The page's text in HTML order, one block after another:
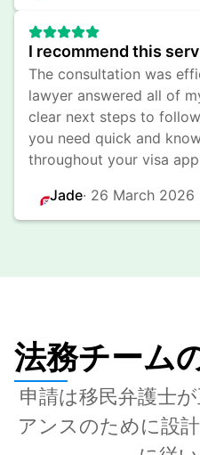
I recommend this
The consultation was
lawyer answered all of
clear next steps to
you need quick and
throughout your visa
Jade· 26 March 2026
法務チーム
申請は移民弁護士
アンスのために設